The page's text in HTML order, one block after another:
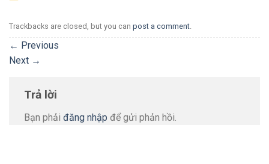
Trackbacks are closed, but you can post a comment.
← Previous
Next →
Trả lời
Bạn phải đăng nhập để gửi phản hồi.